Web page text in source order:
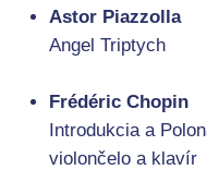
Astor Piazzolla
Angel Triptych
Frédéric Chopin
Introdukcia a
violončelo a klavír